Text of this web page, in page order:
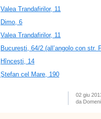
Valea Trandafirilor, 11
Dimo, 6
Valea Trandafirilor, 11
Bucureşti, 64/2 (all’angolo con str.
Hînceşti, 14
Ştefan cel Mare, 190
02 giu
da